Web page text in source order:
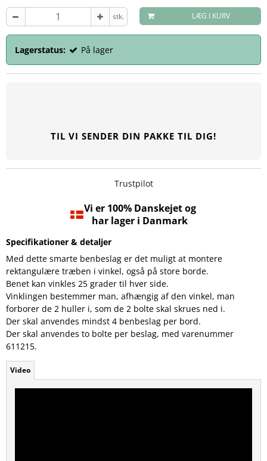
stk. LÆG I KURV
Lagerstatus: På lager
TIL VI SENDER DIN PAKKE TIL DIG!
Trustpilot
Vi er 100% Danskejet og
har lager i Danmark
Specifikationer & detaljer
Med dette smarte benbeslag er det muligt at montere
rektangulære træben i vinkel, også på store borde.
Benet kan vinkles 25 grader til hver side.
Vinklingen bestemmer man, afhængig af den vinkel, man
forborer de 2 huller i, som de 2 bolte skal skrues ned i.
Der skal anvendes mindst 4 benbeslag per bord.
Der skal anvendes to bolte per beslag, med varenummer
611215.
Video